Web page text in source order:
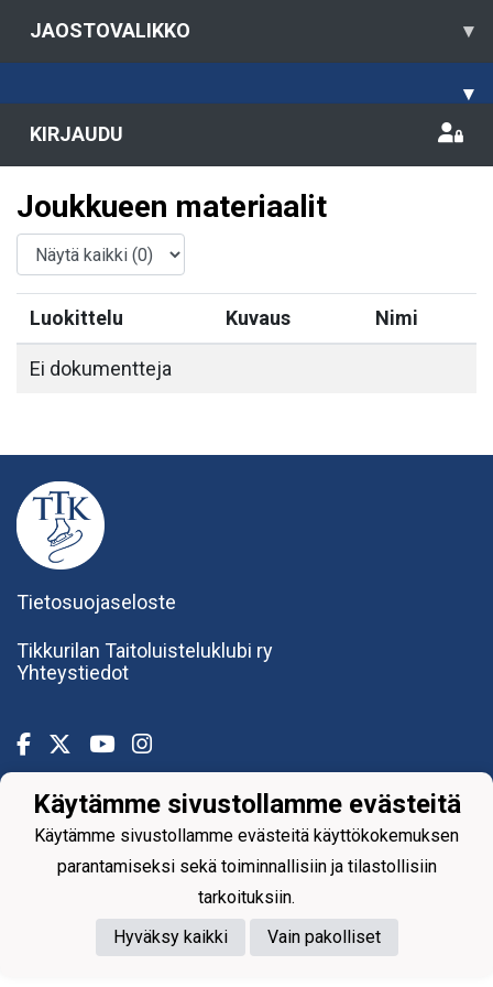
JAOSTOVALIKKO ▾
▾
KIRJAUDU
Joukkueen materiaalit
Luokittelu Kuvaus Nimi
Ei dokumentteja
Tietosuojaseloste
Tikkurilan Taitoluisteluklubi ry
Yhteystiedot
Powered by
Käytämme sivustollamme evästeitä
Käytämme sivustollamme evästeitä käyttökokemuksen
parantamiseksi sekä toiminnallisiin ja tilastollisiin
tarkoituksiin.
Hyväksy kaikki
Vain pakolliset